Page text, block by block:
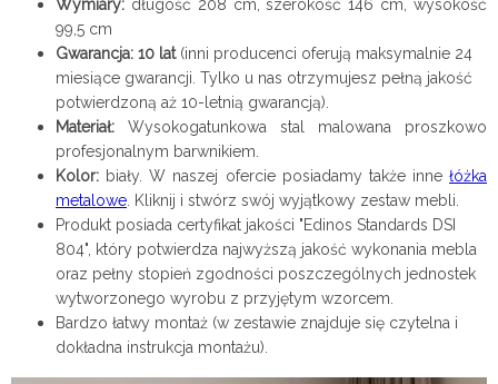
Wymiary: długość 208 cm, szerokość 146 cm, wysokość
99,5 cm
Gwarancja: 10 lat (inni producenci oferują maksymalnie 24
miesiące gwarancji. Tylko u nas otrzymujesz pełną jakość
potwierdzoną aż 10-letnią gwarancją).
Materiał: Wysokogatunkowa stal malowana proszkowo
profesjonalnym barwnikiem.
Kolor: biały. W naszej ofercie posiadamy także inne łóżka
metalowe. Kliknij i stwórz swój wyjątkowy zestaw mebli.
Produkt posiada certyfikat jakości "Edinos Standards DSI
804", który potwierdza najwyższą jakość wykonania mebla
oraz pełny stopień zgodności poszczególnych jednostek
wytworzonego wyrobu z przyjętym wzorcem.
Bardzo łatwy montaż (w zestawie znajduje się czytelna i
dokładna instrukcja montażu).